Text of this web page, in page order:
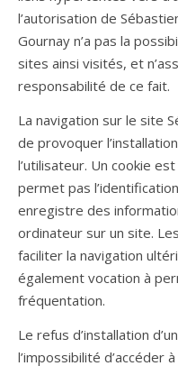
l’autorisation de
Gournay n’a pas la
sites ainsi visités, et
responsabilité de ce fait.
La navigation sur le site
de provoquer
l’utilisateur. Un cookie
permet pas
enregistre des
ordinateur sur un site.
faciliter la navigation
également vocation à
fréquentation.
Le refus d’installation
l’impossibilité d’accéder